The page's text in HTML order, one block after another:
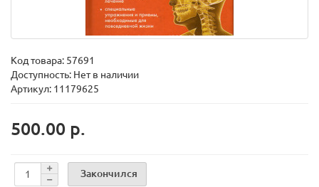
Код товара: 57691
Доступность: Нет в наличии
Артикул: 11179625
500.00 р.
Закончился